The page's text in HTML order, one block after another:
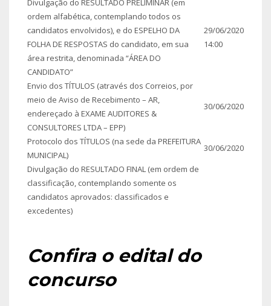
ordem alfabética, contemplando todos os
candidatos envolvidos), e do ESPELHO DA
FOLHA DE RESPOSTAS do candidato, em sua
área restrita, denominada “ÁREA DO
CANDIDATO”
29/06/2020
14:00
Envio dos TÍTULOS (através dos Correios, por
meio de Aviso de Recebimento – AR,
endereçado à EXAME AUDITORES &
CONSULTORES LTDA – EPP)
30/06/2020
Protocolo dos TÍTULOS (na sede da PREFEITURA
MUNICIPAL)
30/06/2020
Divulgação do RESULTADO FINAL (em ordem de
classificação, contemplando somente os
candidatos aprovados: classificados e
excedentes)
Confira o edital do
concurso